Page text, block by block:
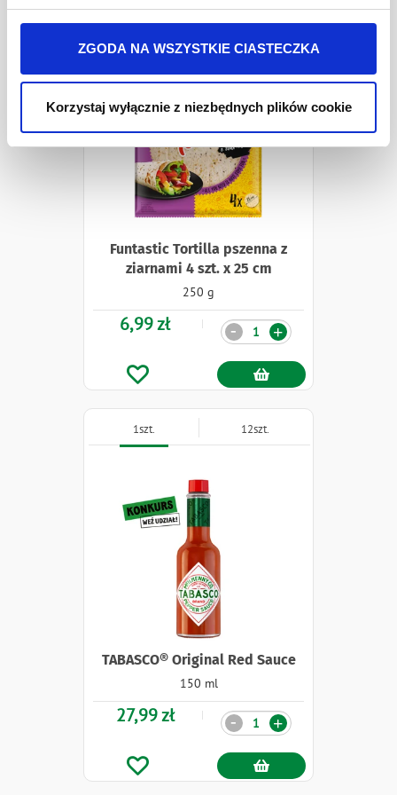
Więcej informacji o przetwarzaniu danych osobowych
ZGODA NA WSZYSTKIE CIASTECZKA
Korzystaj wyłącznie z niezbędnych plików cookie
Funtastic Tortilla pszenna z
ziarnami 4 szt. x 25 cm
250 g
6,99 zł Ilość +
-
TABASCO® Original Red Sauce
150 ml
27,99 zł
1szt. 12szt.
Ilość +
-